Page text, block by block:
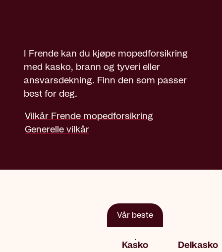
I Frende kan du kjøpe mopedforsikring
med kasko, brann og tyveri eller
ansvarsdekning. Finn den som passer
best for deg.
Vilkår Frende mopedforsikring
Generelle vilkår
Vår beste
Kasko Delkasko